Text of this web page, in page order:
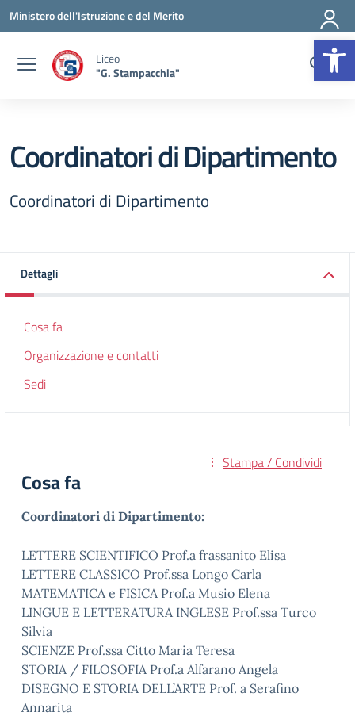
Vai ai contenuti
Vai al menu di navigazione
Vai al footer
Ministero dell'Istruzione e del Merito
Liceo
"G. Stampacchia"
Coordinatori di Dipartimento
Coordinatori di Dipartimento
Dettagli
Cosa fa
Organizzazione e contatti
Sedi
Stampa / Condividi
Cosa fa
Coordinatori di Dipartimento:
LETTERE SCIENTIFICO Prof.a frassanito Elisa
LETTERE CLASSICO Prof.ssa Longo Carla
MATEMATICA e FISICA Prof.a Musio Elena
LINGUE E LETTERATURA INGLESE Prof.ssa Turco
Silvia
SCIENZE Prof.ssa Citto Maria Teresa
STORIA / FILOSOFIA Prof.a Alfarano Angela
DISEGNO E STORIA DELL’ARTE Prof. a Serafino
Annarita